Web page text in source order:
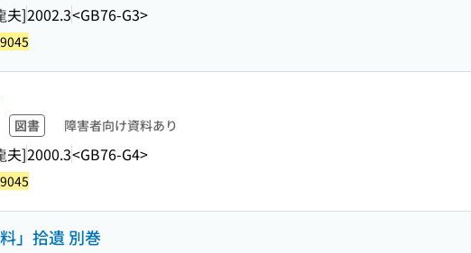
夫]2002.3<GB76-G3>
図書 障害者向け資料あり
夫]2000.3<GB76-G4>
」拾遺 別巻